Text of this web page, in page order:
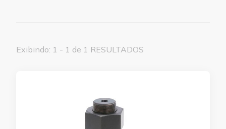
Exibindo: 1 - 1 de 1 RESULTADOS